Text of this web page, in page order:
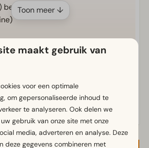
beneden: 1
vriesvak
Toon meer ↓
maakt gebruik van
voor een optimale
om gepersonaliseerde inhoud te
te analyseren. Ook delen we
gebruik van onze site met onze
media, adverteren en analyse. Deze
deze gegevens combineren met